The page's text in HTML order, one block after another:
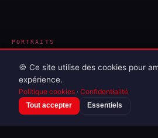
PORTRAITS
Auteurs &
🍪 Ce site utilise des cookies pour
expérience.
Politique cookies · Confidentialité
Tout accepter Essentiels